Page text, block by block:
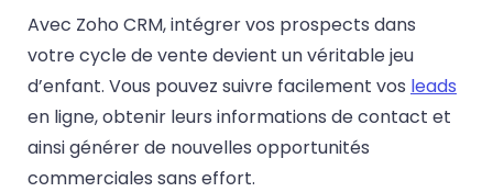
Avec Zoho CRM, intégrer vos prospects dans
votre cycle de vente devient un véritable jeu
d’enfant. Vous pouvez suivre facilement vos leads
en ligne, obtenir leurs informations de contact et
ainsi générer de nouvelles opportunités
commerciales sans effort.